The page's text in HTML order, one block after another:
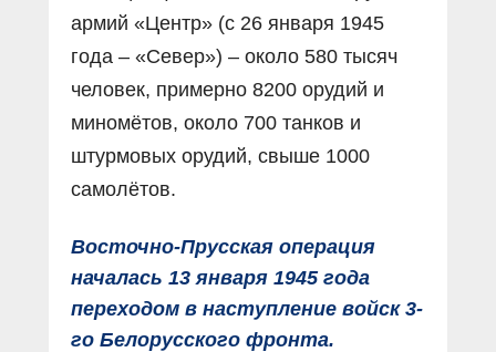
армий «Центр» (с 26 января 1945
года – «Север») – около 580 тысяч
человек, примерно 8200 орудий и
миномётов, около 700 танков и
штурмовых орудий, свыше 1000
самолётов.
Восточно-Прусская операция
началась 13 января 1945 года
переходом в наступление войск 3-
го Белорусского фронта.